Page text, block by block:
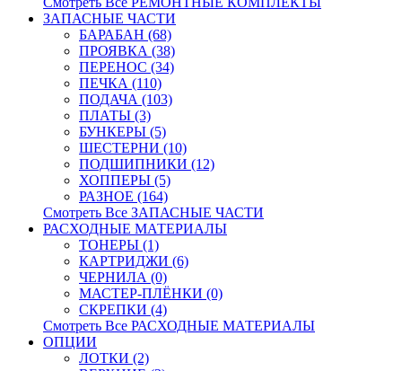
ЗАПАСНЫЕ ЧАСТИ
БАРАБАН (68)
ПРОЯВКА (38)
ПЕРЕНОС (34)
ПЕЧКА (110)
ПОДАЧА (103)
ПЛАТЫ (3)
БУНКЕРЫ (5)
ШЕСТЕРНИ (10)
ПОДШИПНИКИ (12)
ХОППЕРЫ (5)
РАЗНОЕ (164)
Смотреть Все ЗАПАСНЫЕ ЧАСТИ
РАСХОДНЫЕ МАТЕРИАЛЫ
ТОНЕРЫ (1)
КАРТРИДЖИ (6)
ЧЕРНИЛА (0)
МАСТЕР-ПЛЁНКИ (0)
СКРЕПКИ (4)
Смотреть Все РАСХОДНЫЕ МАТЕРИАЛЫ
ОПЦИИ
ЛОТКИ (2)